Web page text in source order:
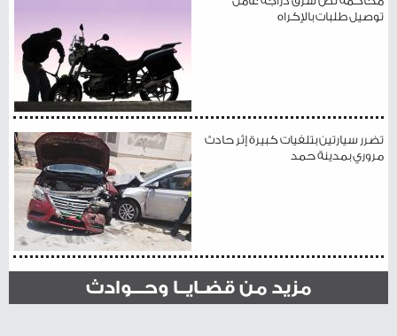
توصيل طلبات بالإكراه
تضرر سيارتين بتلفيات كبيرة إثر حادث
مروري بمدينة حمد
مزيد من قضـايــا وحـــوادث